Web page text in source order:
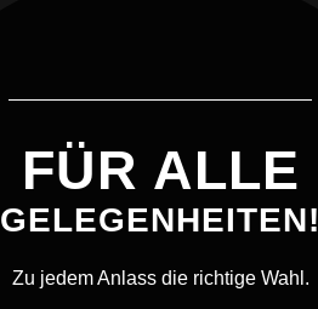
FÜR ALLE
GELEGENHEITEN!
Zu jedem Anlass die richtige Wahl.